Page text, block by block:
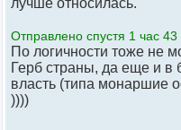
Отправлено спустя 1 час
По логичности тоже не
Герб страны, да еще и в
власть (типа монаршие
))))